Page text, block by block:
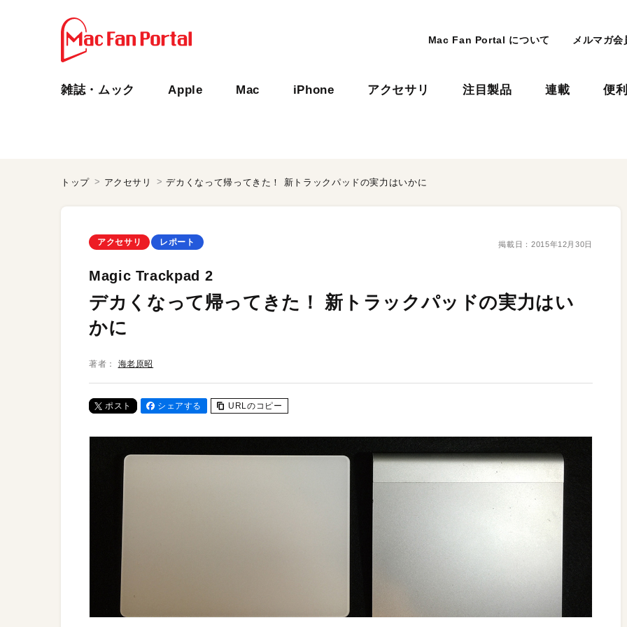
Mac Fan Portal について メルマガ会
雑誌・ムック Apple Mac iPhone アクセサリ 注目製品 連載 便
トップ アクセサリ デカくなって帰ってきた！ 新トラックパッドの実力はいかに
アクセサリ レポート 掲載日： 2015年12月30日
Magic Trackpad 2
デカくなって帰ってきた！ 新トラックパッドの実力はい
かに
著者： 海老原昭
ポスト シェアする URLのコピー